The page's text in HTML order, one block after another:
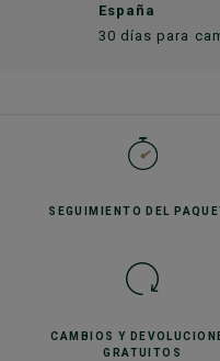
España
30 días para
SEGUIMIENTO DEL
CAMBIOS Y
GRATUITOS